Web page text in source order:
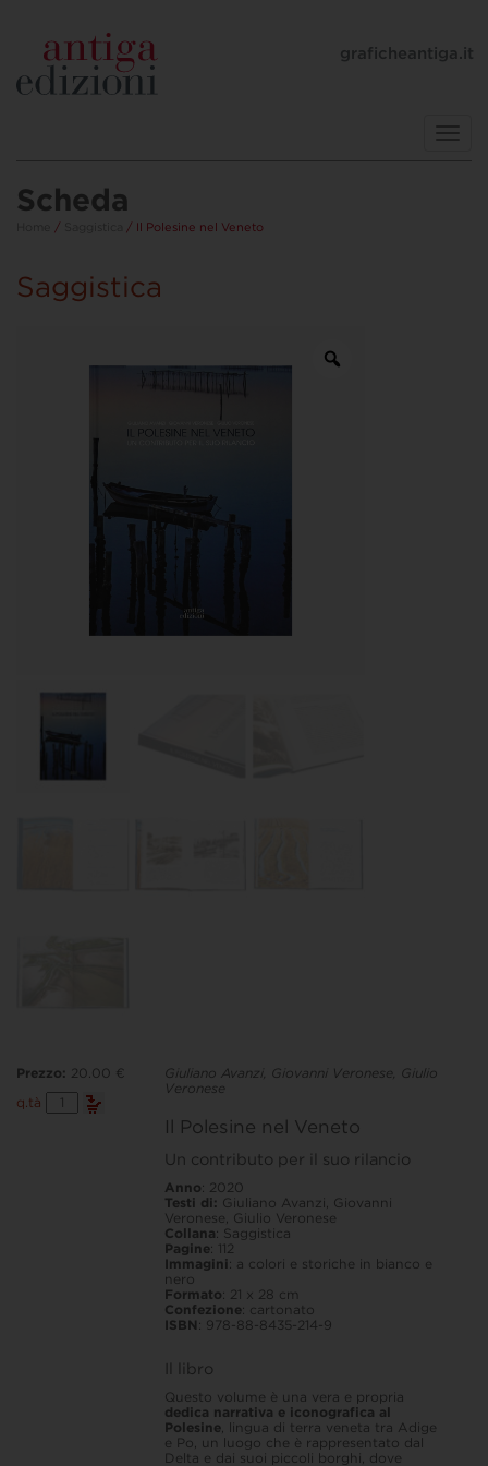
graficheantiga.it
Scheda
/ / Il Polesine nel Veneto
Saggistica
Giuliano Avanzi, Giovanni Veronese, Giulio
Veronese
Il Polesine nel Veneto
Un contributo per il suo rilancio
Anno: 2020
Testi di: Giuliano Avanzi, Giovanni
Veronese, Giulio Veronese
Collana: Saggistica
Pagine: 112
Immagini: a colori e storiche in bianco e
nero
Formato: 21 x 28 cm
Confezione: cartonato
ISBN : 978-88-8435-214-9
Il libro
Questo volume è una vera e propria
dedica narrativa e iconografica al
Polesine, lingua di terra veneta tra Adige
e Po, un luogo che è rappresentato dal
Delta e dai suoi piccoli borghi, dove
Prezzo: 20.00 €
q.tà
Polesine